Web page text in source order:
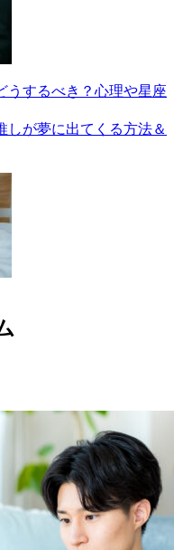
するべき？心理や星座
しが夢に出てくる方法＆